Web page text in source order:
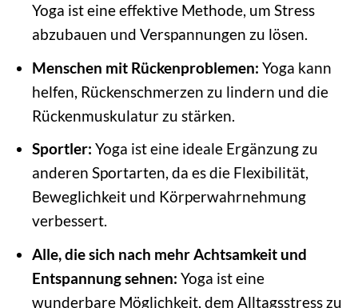
Yoga ist eine effektive Methode, um Stress
abzubauen und Verspannungen zu lösen.
Menschen mit Rückenproblemen: Yoga kann
helfen, Rückenschmerzen zu lindern und die
Rückenmuskulatur zu stärken.
Sportler: Yoga ist eine ideale Ergänzung zu
anderen Sportarten, da es die Flexibilität,
Beweglichkeit und Körperwahrnehmung
verbessert.
Alle, die sich nach mehr Achtsamkeit und
Entspannung sehnen: Yoga ist eine
wunderbare Möglichkeit, dem Alltagsstress zu